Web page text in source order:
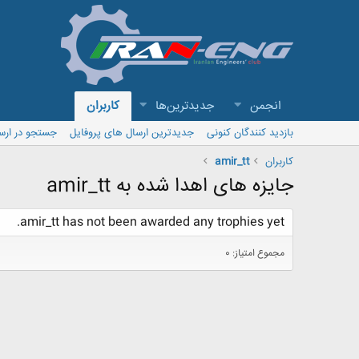
انجمن جدیدترین‌ها کاربران
بازدید کنندگان کنونی جدیدترین ارسال های پروفایل
جستجو در
کاربران
amir_tt
جایزه های اهدا شده به amir_tt
amir_tt has not been awarded any trophies yet.
مجموع امتیاز: 0